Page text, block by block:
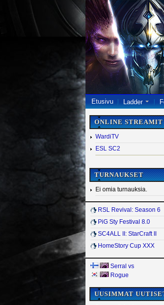
Etusivu Ladder
ONLINE STREAMIT
WardiTV
ESL SC2
TURNAUKSET
Ei omia turnauksia.
RSL Revival: Season 6
PiG Sty Festival 8.0
SC4ALL II: StarCraft II
HomeStory Cup XXX
Serral vs
Rogue
UUSIMMAT